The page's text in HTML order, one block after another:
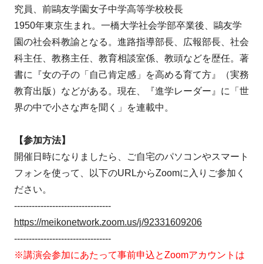
究員、前鷗友学園女子中学高等学校校長
1950年東京生まれ。一橋大学社会学部卒業後、鷗友学
園の社会科教諭となる。進路指導部長、広報部長、社会
科主任、教務主任、教育相談室係、教頭などを歴任。著
書に『女の子の「自己肯定感」を高める育て方』（実務
教育出版）などがある。現在、『進学レーダー』に「世
界の中で小さな声を聞く」を連載中。
【参加方法】
開催日時になりましたら、ご自宅のパソコンやスマート
フォンを使って、以下のURLからZoomに入りご参加く
ださい。
---------------------------------
https://meikonetwork.zoom.us/j/92331609206
---------------------------------
※講演会参加にあたって事前申込とZoomアカウントは